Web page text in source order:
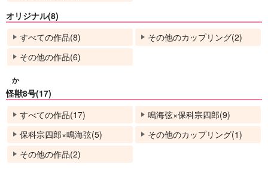
影と踊る
由詩屋
専売 869円（税込）
Fate/Grand Order
リチャード×ジョン
死に際の望
Chesstea
専売 （税込）
ゲゲ郎×水木
好きって言ってよ。下
猿と腰掛
専売 1,572円 （税込）
オリジナル(8)
すべての作品(8)
その他のカップリング(2)
その他の作品(6)
か
怪獣8号(17)
すべての作品(17)
鳴海弦×保科宗四郎(9)
保科宗四郎×鳴海弦(5)
その他のカップリング(1)
その他の作品(2)